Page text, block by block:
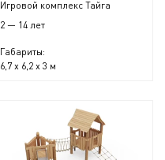
Игровой комплекс Тайга
2 — 14 лет
Габариты:
6,7 x 6,2 x 3 м